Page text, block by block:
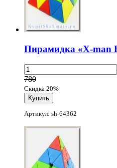
Пирамидка «X-man
780
Скидка 20%
Артикул: sh-64362